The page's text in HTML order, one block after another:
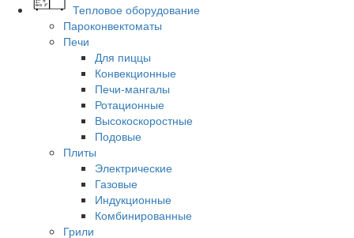
Тепловое оборудование
Пароконвектоматы
Печи
Для пиццы
Конвекционные
Печи-мангалы
Ротационные
Высокоскоростные
Подовые
Плиты
Электрические
Газовые
Индукционные
Комбинированные
Грили